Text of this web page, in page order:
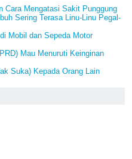
Cara Mengatasi Sakit Punggung
Sering Terasa Linu-Linu Pegal-
Mobil dan Sepeda Motor
Mau Menuruti Keinginan
Suka) Kepada Orang Lain